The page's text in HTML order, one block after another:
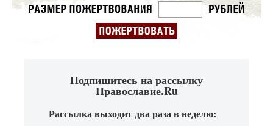
Подпишитесь на рассылку
Православие.Ru
Рассылка выходит два раза в неделю: